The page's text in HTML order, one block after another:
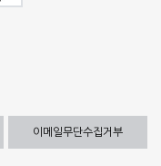
이메일무단수집거부